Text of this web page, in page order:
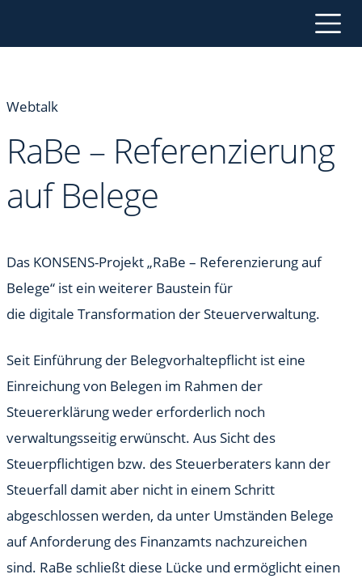
Webtalk
RaBe – Referenzierung
auf Belege
Das KONSENS-Projekt „RaBe – Referenzierung auf
Belege“ ist ein weiterer Baustein für
die digitale Transformation der Steuerverwaltung.
Seit Einführung der Belegvorhaltepflicht ist eine
Einreichung von Belegen im Rahmen der
Steuererklärung weder erforderlich noch
verwaltungsseitig erwünscht. Aus Sicht des
Steuerpflichtigen bzw. des Steuerberaters kann der
Steuerfall damit aber nicht in einem Schritt
abgeschlossen werden, da unter Umständen Belege
auf Anforderung des Finanzamts nachzureichen
sind. RaBe schließt diese Lücke und ermöglicht einen